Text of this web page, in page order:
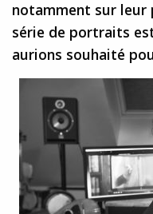
notamment sur leur
série de portraits
aurions souhaité